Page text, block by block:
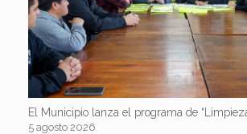
El Municipio lanza el programa de
5 agosto 2026